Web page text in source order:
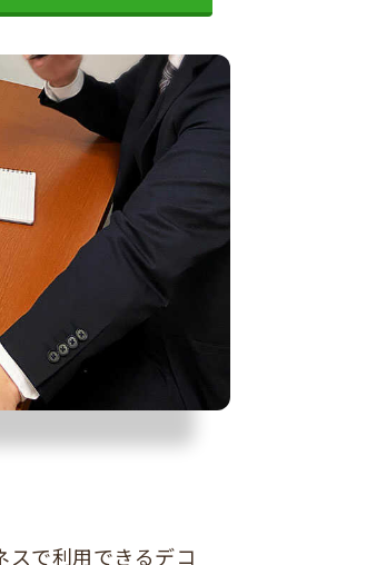
スで利用できるデコ